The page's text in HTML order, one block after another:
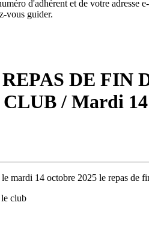
d'adhérent et de votre adresse
vous guider.
REPAS DE FIN
/ Mardi
mardi 14 octobre 2025 le repas de
club